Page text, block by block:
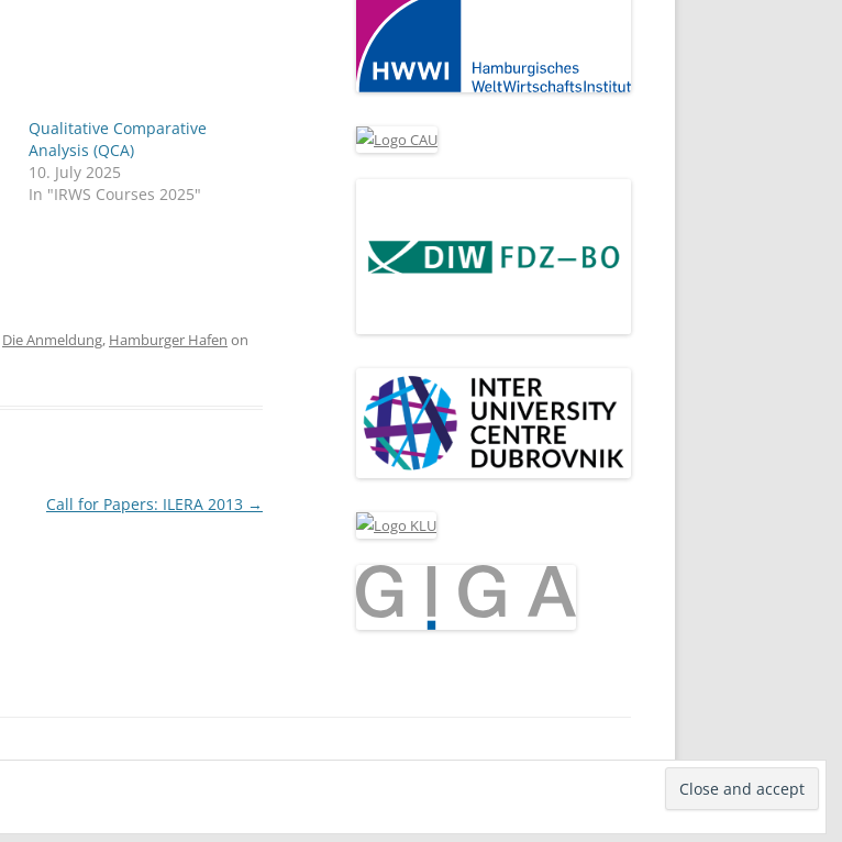
Qualitative Comparative
Analysis (QCA)
10. July 2025
In "IRWS Courses 2025"
Die Anmeldung, Hamburger Hafen on
Call for Papers: ILERA 2013 →